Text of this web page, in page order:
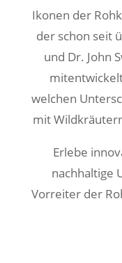
Ikonen der
der schon seit
und Dr. John
welchen
mit
Erlebe
nachhaltige
Vorreiter der